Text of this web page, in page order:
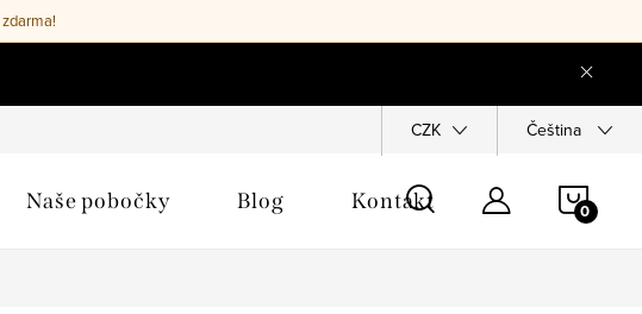
zdarma!
CZK Čeština
Naše pobočky Blog Kontakt